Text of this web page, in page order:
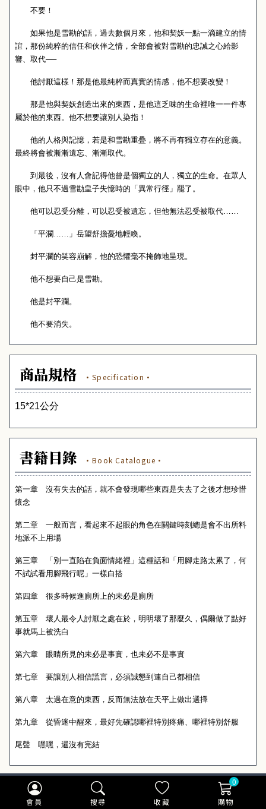
會員 搜尋 收藏
0
購物
不要！
如果他是雪勘的話，過去數個月來，他和契妖一點一滴建立的情
誼，那份純粹的信任和伙伴之情，全部會被對雪勘的忠誠之心給影
響、取代──
他討厭這樣！那是他最純粹而真實的情感，他不想要改變！
那是他與契妖創造出來的東西，是他這乏味的生命裡唯一一件專
屬於他的東西。他不想要讓別人染指！
他的人格與記憶，若是和雪勘重疊，將不再有獨立存在的意義。
最終將會被漸漸遺忘、漸漸取代。
到最後，沒有人會記得他曾是個獨立的人，獨立的生命。在眾人
眼中，他只不過雪勘皇子失憶時的「異常行徑」罷了。
他可以忍受分離，可以忍受被遺忘，但他無法忍受被取代……
「平瀾……」岳望舒擔憂地輕喚。
封平瀾的笑容崩解，他的恐懼毫不掩飾地呈現。
他不想要自己是雪勘。
他是封平瀾。
他不要消失。
商品規格 ·Specification·
15*21公分
書籍目錄 ·Book Catalogue·
第一章 沒有失去的話，就不會發現哪些東西是失去了之後才想珍惜
懷念
第二章 一般而言，看起來不起眼的角色在關鍵時刻總是會不出所料
地派不上用場
第三章 「別一直陷在負面情緒裡」這種話和「用腳走路太累了，何
不試試看用腳飛行呢」一樣白搭
第四章 很多時候進廁所上的未必是廁所
第五章 壞人最令人討厭之處在於，明明壞了那麼久，偶爾做了點好
事就馬上被洗白
第六章 眼睛所見的未必是事實，也未必不是事實
第七章 要讓別人相信謊言，必須誠懇到連自己都相信
第八章 太過在意的東西，反而無法放在天平上做出選擇
第九章 從昏迷中醒來，最好先確認哪裡特別疼痛、哪裡特別舒服
尾聲 嘿嘿，還沒有完結